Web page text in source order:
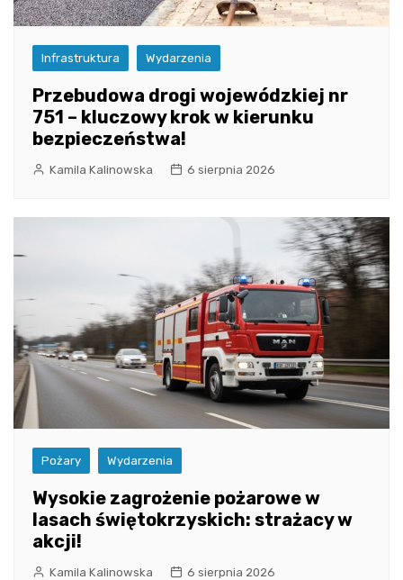
Infrastruktura Wydarzenia
Przebudowa drogi wojewódzkiej nr
751 – kluczowy krok w kierunku
bezpieczeństwa!
Kamila Kalinowska 6 sierpnia 2026
Pożary Wydarzenia
Wysokie zagrożenie pożarowe w
lasach świętokrzyskich: strażacy w
akcji!
Kamila Kalinowska 6 sierpnia 2026